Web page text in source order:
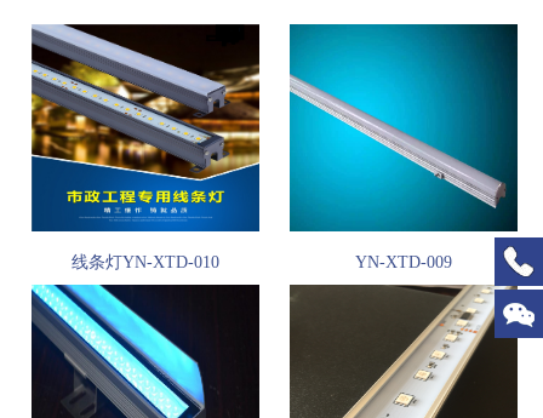
线条灯YN-XTD-010 YN-XTD-009